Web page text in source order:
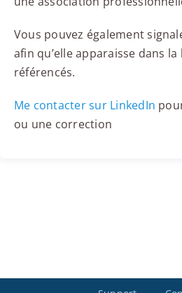
Vous pouvez également
afin qu’elle apparaisse dans
référencés.
Me contacter sur LinkedIn
ou une correction